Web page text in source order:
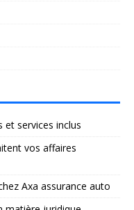
et services inclus
vos affaires
Axa assurance auto